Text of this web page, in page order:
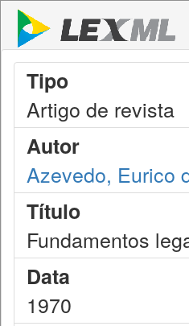
Tipo
Artigo de revista
Autor
Azevedo, Eurico
Título
Fundamentos
Data
1970